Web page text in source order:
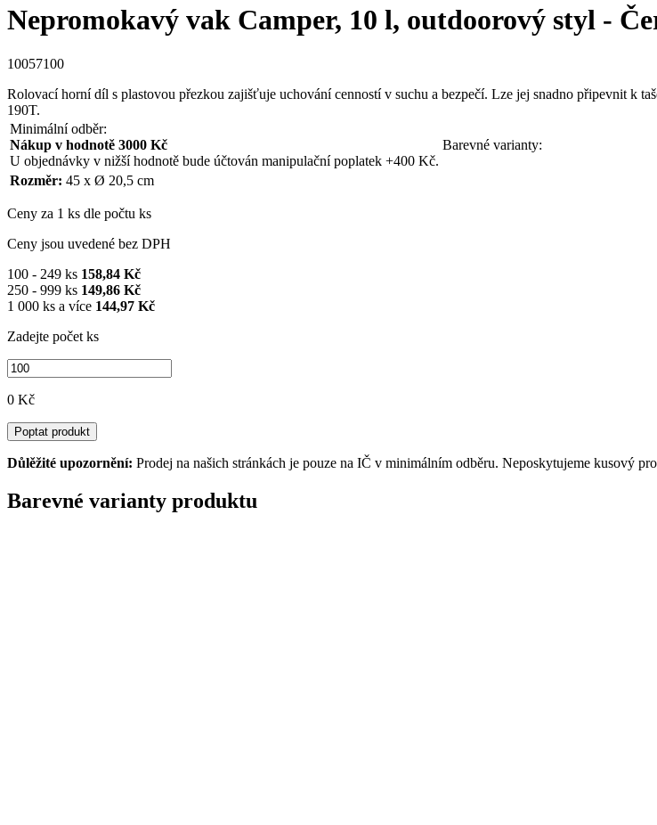
Nepromokavý vak Camper, 10 l, outdoorový styl -
10057100
Rolovací horní díl s plastovou přezkou zajišťuje uchování cenností v suchu a bezpečí. Lze jej snadno připevnit k
190T.
Minimální odběr:
Nákup v hodnotě 3000 Kč
U objednávky v nižší hodnotě bude účtován manipulační poplatek +400 Kč.
Barevné varianty:
Rozměr: 45 x Ø 20,5 cm
Ceny za 1 ks dle počtu ks
Ceny jsou uvedené bez DPH
100 - 249 ks 158,84 Kč
250 - 999 ks 149,86 Kč
1 000 ks a více 144,97 Kč
Zadejte počet ks
0 Kč
Poptat produkt
Důlěžité upozornění: Prodej na našich stránkách je pouze na IČ v minimálním odběru. Neposkytujeme kusový
Barevné varianty produktu